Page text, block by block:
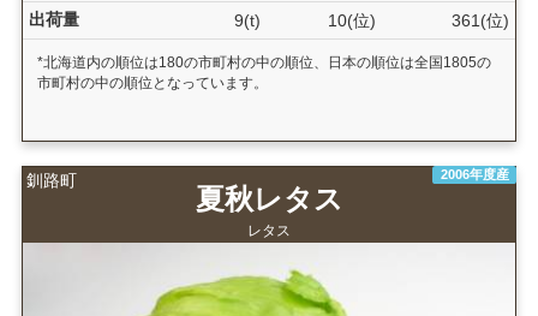
出荷量
9(t) 10(位) 361(位)
*北海道内の順位は180の市町村の中の順位、日本の順位は全国1805の
市町村の中の順位となっています。
釧路町 2006年度産
夏秋レタス
レタス